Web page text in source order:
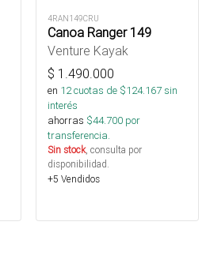
4RAN149CRU
Canoa Ranger 149
Venture Kayak
$ 1.490.000
en 12cuotas de $124.167sin
interés
ahorras $44.700 por
transferencia.
Sin stock, consulta por
disponibilidad.
+5 Vendidos